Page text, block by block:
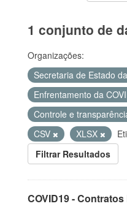
1 conjunto de
Organizações:
Secretaria de Estado
Enfrentamento da
Controle e
CSV
XLSX
Filtrar Resultados
COVID19 -